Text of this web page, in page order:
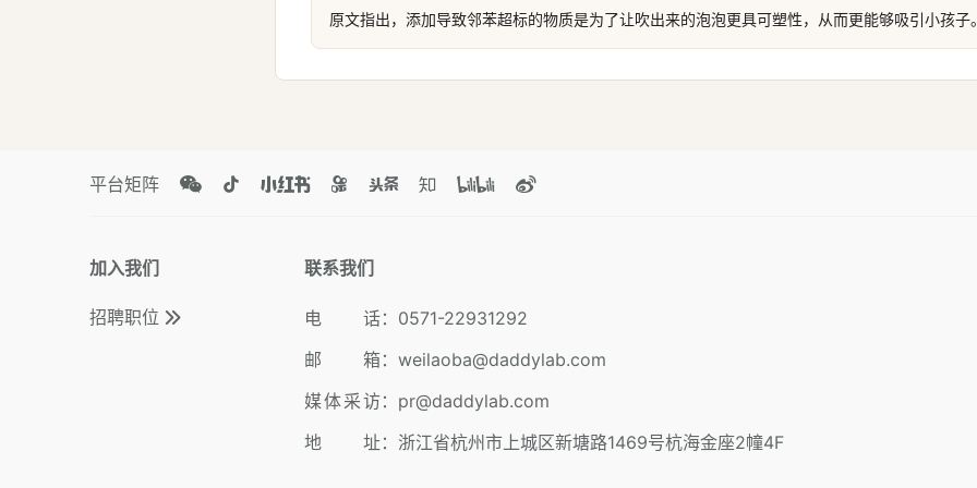
原文指出，添加导致邻苯超标的物质是为了让吹出来的泡泡更具可塑性，从而更能够吸引小孩子
平台矩阵
加入我们
招聘职位
联系我们
电 话： 0571-22931292
邮 箱： weilaoba@daddylab.com
媒体采访： pr@daddylab.com
地 址： 浙江省杭州市上城区新塘路1469号杭海金座2幢4F